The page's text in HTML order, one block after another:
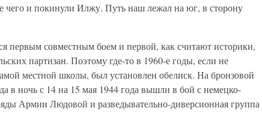
чего и покинули Илжу. Путь наш лежал на юг, в сторону
первым совместным боем и первой, как считают историки,
партизан. Поэтому где-то в 1960-е годы, если не
местной школы, был установлен обелиск. На бронзовой
в ночь с 14 на 15 мая 1944 года вышли в бой с немецко-
Армии Людовой и разведывательно-диверсионная группа